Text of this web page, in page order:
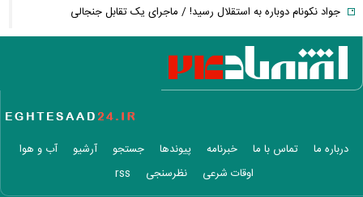
جواد نکونام دوباره به استقلال رسید! / ماجرای یک تقابل جنجالی
قیمت طلا ۱۸ عیار امروز چند شد؟ / بازار طلا وارد مسیر کاهشی شد
خبر مهم از پرونده قتل حمیدرضا رجب‌زاده؛ متهم اصلی دستگیر شد
قیمت واقعی بنزین مشخص شد؛ دولت برای هر لیتر چقدر یارانه می‌دهد؟
درخواست جنجالی نقدعلی از قالیباف؛ از مسئولیت مذاکرات کناره‌گیری کنید
خبر مهم برای کارگران؛ زمان بازنگری مزایای کارگران اعلام شد + جزئیات
درباره ما تماس با ما خبرنامه پیوندها جستجو آرشیو
آب و هوا
اوقات شرعی
نظرسنجی rss